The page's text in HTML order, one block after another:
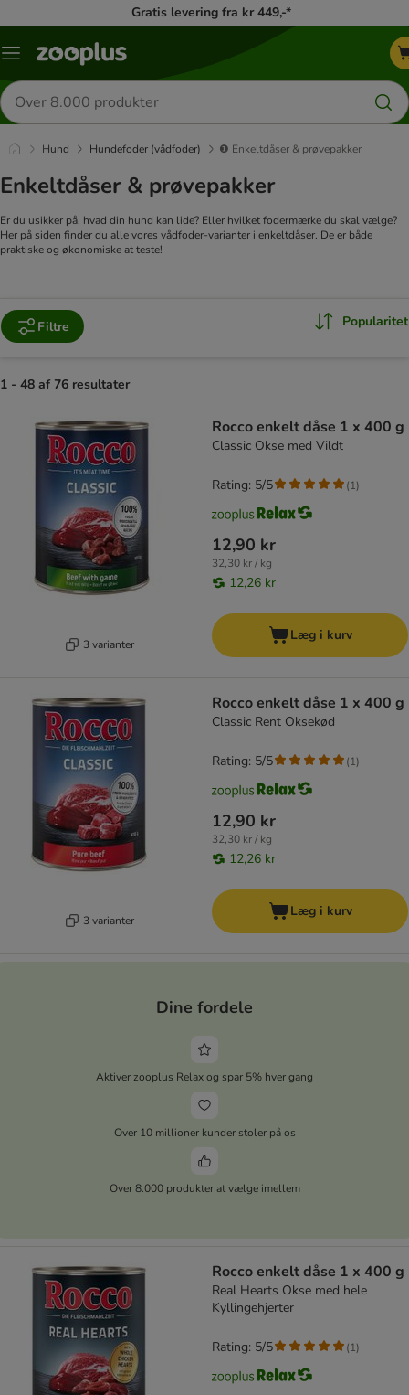
Gratis levering fra kr 449,-*
Menu
Søg
efter
produkter
Hund Hundefoder (vådfoder) ❶ Enkeltdåser & prøvepakker
Enkeltdåser & prøvepakker
Er du usikker på, hvad din hund kan lide? Eller hvilket fodermærke du skal vælge?
Her på siden finder du alle vores vådfoder-varianter i enkeltdåser. De er både
praktiske og økonomiske at teste!
Filtre Popularitet
1 - 48 af 76 resultater
3 varianter
Rocco enkelt dåse 1 x 400 g
Classic Okse med Vildt
12,90 kr
32,30 kr / kg
12,26 kr
Rating: 5/5 (1)
Læg i kurv
3 varianter
Rocco enkelt dåse 1 x 400 g
Classic Rent Oksekød
12,90 kr
32,30 kr / kg
12,26 kr
Rating: 5/5 (1)
Læg i kurv
Dine fordele
Aktiver zooplus Relax og spar 5% hver gang
Over 10 millioner kunder stoler på os
Over 8.000 produkter at vælge imellem
Rocco enkelt dåse 1 x 400 g
Real Hearts Okse med hele
Kyllingehjerter
Rating: 5/5 (1)